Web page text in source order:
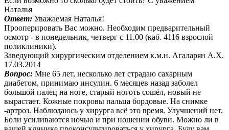
Наталья
Ответ: Уважаемая Наталья!
Прооперировать Вас можно. Необходим предварительный
осмотр - в понедельник, четверг с 11.00 (каб. 4116 взрослой
поликлиники).
Заведующий хирургическим отделением к.м.н. Агаларян А.Х.
17.03.2014
Вопрос: Мне 65 лет, несколько лет страдаю сахарным
диабетом, принимаю инсулин. 6 месяцев назад заболел
большой палец на ноге, старый ноготь сошёл, новый не
вырастает. Кожные покровы пальца бордовые. На снимке
-артроз. Наблюдаюсь у хирурга всё это время. Улучшений нет.
Боли усиливаются ночью и при ношении обуви. Можно ли в